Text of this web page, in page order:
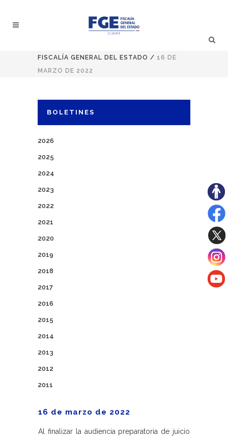
FISCALÍA GENERAL DEL ESTADO / 16 DE
MARZO DE 2022
BOLETINES
2026
2025
2024
2023
2022
2021
2020
2019
2018
2017
2016
2015
2014
2013
2012
2011
16 de marzo de 2022
Al finalizar la audiencia preparatoria de juicio